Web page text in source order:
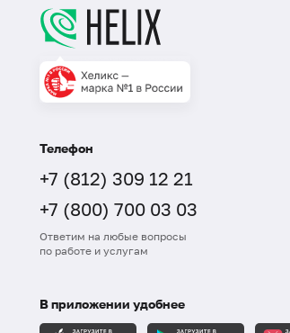
Телефон
+7 (812) 309 12 21
+7 (800) 700 03 03
Ответим на любые вопросы
по работе и услугам
В приложении удобнее